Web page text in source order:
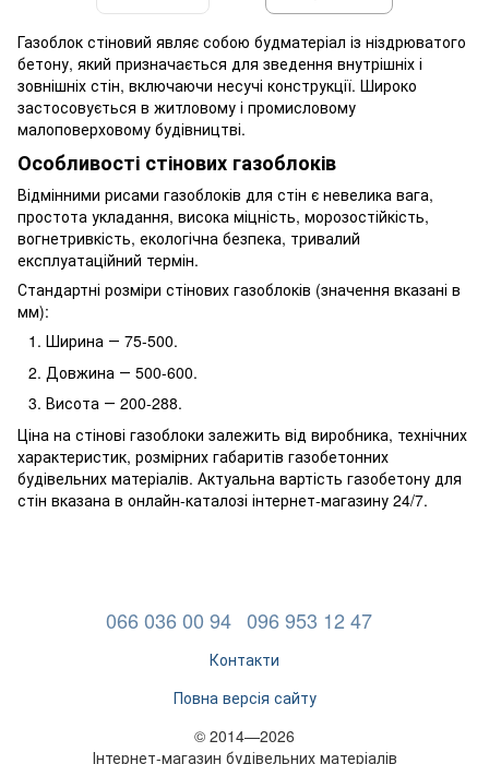
Газоблок стіновий являє собою будматеріал із ніздрюватого
бетону, який призначається для зведення внутрішніх і
зовнішніх стін, включаючи несучі конструкції. Широко
застосовується в житловому і промисловому
малоповерховому будівництві.
Особливості стінових газоблоків
Відмінними рисами газоблоків для стін є невелика вага,
простота укладання, висока міцність, морозостійкість,
вогнетривкість, екологічна безпека, тривалий
експлуатаційний термін.
Стандартні розміри стінових газоблоків (значення вказані в
мм):
Ширина ― 75-500.
Довжина ― 500-600.
Висота ― 200-288.
Ціна на стінові газоблоки залежить від виробника, технічних
характеристик, розмірних габаритів газобетонних
будівельних матеріалів. Актуальна вартість газобетону для
стін вказана в онлайн-каталозі інтернет-магазину 24/7.
066 036 00 94 096 953 12 47
Контакти
Повна версія сайту
© 2014—2026
Інтернет-магазин будівельних матеріалів